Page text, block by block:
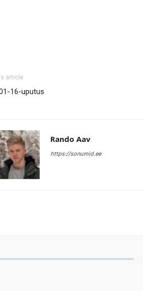
article
16-uputus
Rando Aav
https://sonumid.ee